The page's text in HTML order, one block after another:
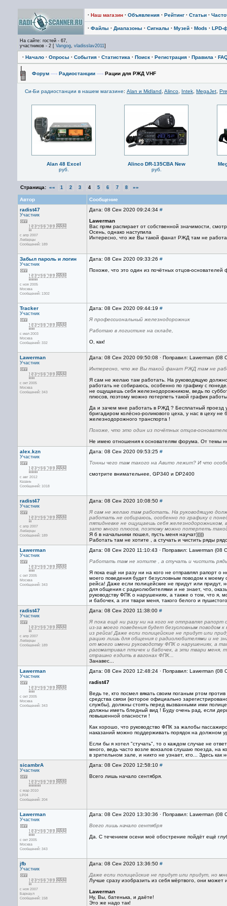
· Наш магазин · Объявления · Рейтинг · Статьи ·
· Файлы · Диапазоны · Сигналы · Музей · Mods · LPD-
На сайте: гостей - 67,
участников - 2 [ Vangog, vladisslav2011]
· Начало · Опросы · События · Статистика · Поиск · Регистрация · Правила ·
Форум —› Радиостанции —› Рации для РЖД VHF
Си-Би радиостанции в нашем магазине: Alan и Midland Alinco Intek MegaJet
Alan 48 Excel
руб.
Alinco DR-135CBA New
руб.
Страница: «« 1 2 3 4 5 6 7 8 »»
Автор
Сообщение
radist47
Участник
с апр 2007
Люберцы
Сообщений: 189
Дата: 08 Сен 2020 09:24:34 #
Lawerman
Вас прям распирает от собственной значимости,
Осень, однако наступила
Интересно, что же Вы такой фанат РЖД там не
Забыл пароль и логин
Участник
с ноя 2005
Москва
Сообщений: 1302
Дата: 08 Сен 2020 09:33:26 #
Похоже, что это один из почётных отцов-основателей
Tracker
Участник
с июл 2003
Москва
Сообщений: 332
Дата: 08 Сен 2020 09:44:19 #
Я профессиональный железнодорожник
Работаю в логистике на складе,
О, как!
Lawerman
Участник
с окт 2005
Москва
Сообщений: 343
Дата: 08 Сен 2020 09:50:08 · Поправил: Lawerman (08
Интересно, что же Вы такой фанат РЖД там не
Я сам не желаю там работать. На руководящую
работать не собираюсь, особенно по графику с
не ощущаешь себя железнодорожником, ведь по
плюсов, поэтому можно потерпеть такой график
Да и зачем мне работать в РЖД ? Бесплатный проезд
бригадиром колёсно-роликового цеха, у нас в цеху
железнодорожного транспорта !
Похоже, что это один из почётных отцов-
Не имею отношения к основателям форума. От темы
alex.kzn
Участник
с авг 2012
Казань
Сообщений: 1018
Дата: 08 Сен 2020 09:53:25 #
Тонны чего там такого на Авито лежит? И что
смотрите внимательнее, GP340 и DP2400
radist47
Участник
с апр 2007
Люберцы
Сообщений: 189
Дата: 08 Сен 2020 10:08:50 #
Я сам не желаю там работать. На руководящую
работать не собираюсь, особенно по графику с
пятидневке не ощущаешь себя железнодорожником,
зато много плюсов, поэтому можно потерпеть
Я б в начальники пошел, пусть меня научат)))))
Работать там не хотите , а стучать и чистить ряды
Lawerman
Участник
с окт 2005
Москва
Сообщений: 343
Дата: 08 Сен 2020 11:10:43 · Поправил: Lawerman (08
Работать там не хотите , а стучать и чистить
Я пока ещё ни разу ни на кого не отправлял рапорт
моего поведения будет безусловным поводом к
рейса! Даже если полицейские не придут или придут,
для общения с радиолюбителями и не знает, что,
руководству ФПК о нарушениях, а также о том, что я,
и бабочек, а эти твари меня, такого белого и
radist47
Участник
с апр 2007
Люберцы
Сообщений: 189
Дата: 08 Сен 2020 11:38:00 #
Я пока ещё ни разу ни на кого не отправлял
из-за моего поведения будет безусловным
из рейса! Даже если полицейские не придут или
рацию лишь для общения с радиолюбителями и не
от моего имени руководству ФПК о нарушениях, а
рассматривал птичек и бабочек, а эти твари меня,
страшно ездить в вагонах ФПК...
Занавес...
Lawerman
Участник
с окт 2005
Москва
Сообщений: 343
Дата: 08 Сен 2020 12:48:24 · Поправил: Lawerman (08
radist47
Ведь те, кто посмел вякать своим поганым ртом
средства связи (которое официально
службы), должны стоять перед вызванными ими
должны иметь бледный вид ! Буду очень рад, если
повышенной опасности !
Как хорошо, что руководство ФПК за жалобы
наказаний можно поддерживать порядок на должном
Если бы я хотел "стучать", то о каждом случае не
много, ведь часто возле вокзалов слушаю поезда, на
в зрительном зале, и никто не узнает, кто... Здесь
sicambrA
Участник
с мар 2010
LP04
Сообщений: 204
Дата: 08 Сен 2020 12:58:10 #
Всего лишь начало сентября.
Lawerman
Участник
с окт 2005
Москва
Сообщений: 343
Дата: 08 Сен 2020 13:30:36 · Поправил: Lawerman (08
Всего лишь начало сентября
Да. С течением осени моё обострение пойдёт ещё
jfb
Участник
с ноя 2007
Барнаул
Сообщений: 158
Дата: 08 Сен 2020 13:36:50 #
Даже если полицейские не придут или придут, но
Лучше сразу изобразить из себя мёртвого, они может
Lawerman
Ну, Вы, батенька, и даёте!
Это же надо так!